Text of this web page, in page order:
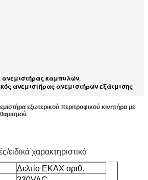
ανεμιστήρας καμπυλών,
ανεμιστήρας ανεμιστήρων εξάτμισης
εξωτερικού περιτροφικού κινητήρα με
ειδικά χαρακτηριστικά
Δελτίο ΕΚΑΧ αριθ.